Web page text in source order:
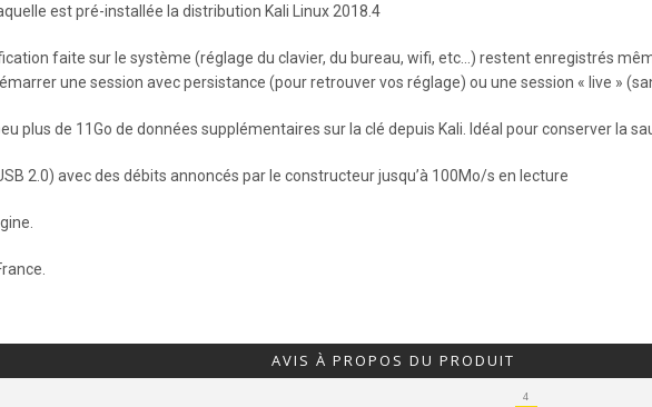
est pré-installée la distribution Kali Linux 2018.4
faite sur le système (réglage du clavier, du bureau, wifi, etc…) restent enregistrés
une session avec persistance (pour retrouver vos réglage) ou une session « live »
plus de 11Go de données supplémentaires sur la clé depuis Kali. Idéal pour conserver la
2.0) avec des débits annoncés par le constructeur jusqu’à 100Mo/s en lecture
AVIS À PROPOS DU PRODUIT
4